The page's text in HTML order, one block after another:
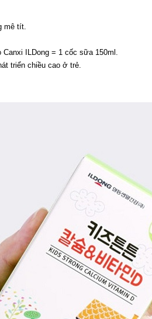
mê tít.
ILDong = 1 cốc sữa 150ml.
triển chiều cao ở trẻ.